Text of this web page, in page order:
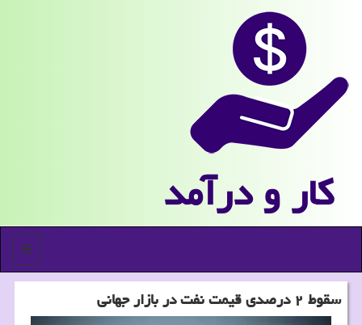
كار و درآمد
منو
سقوط ۲ درصدی قیمت نفت در بازار جهانی